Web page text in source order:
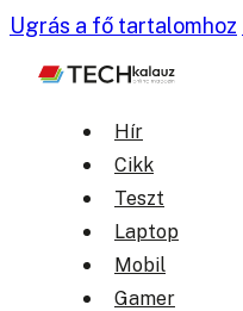
Ugrás a fő tartalomhoz
Hír
Cikk
Teszt
Laptop
Mobil
Gamer